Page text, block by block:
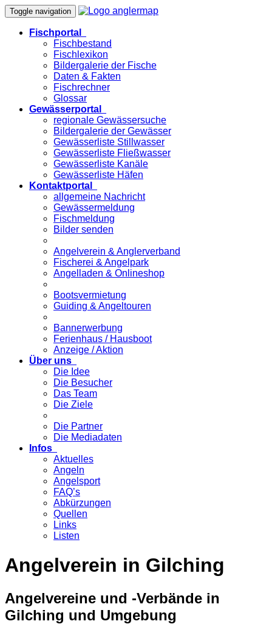
Toggle navigation
Fischportal
Fischbestand
Fischlexikon
Bildergalerie der Fische
Daten & Fakten
Fischrechner
Glossar
Gewässerportal
regionale Gewässersuche
Bildergalerie der Gewässer
Gewässerliste Stillwasser
Gewässerliste Fließwasser
Gewässerliste Kanäle
Gewässerliste Häfen
Kontaktportal
allgemeine Nachricht
Gewässermeldung
Fischmeldung
Bilder senden
Angelverein & Anglerverband
Fischerei & Angelpark
Angelladen & Onlineshop
Bootsvermietung
Guiding & Angeltouren
Bannerwerbung
Ferienhaus / Hausboot
Anzeige / Aktion
Über uns
Die Idee
Die Besucher
Das Team
Die Ziele
Die Partner
Die Mediadaten
Infos
Aktuelles
Angeln
Angelsport
FAQ’s
Abkürzungen
Quellen
Links
Listen
Angelverein in Gilching
Angelvereine und -Verbände in
Gilching und Umgebung